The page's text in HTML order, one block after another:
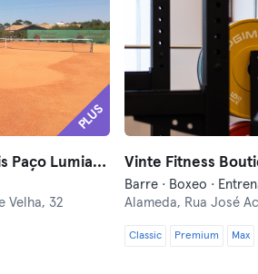
PLUS
LX TEAM - Escola Ténis Paço Lumiar - PAX 1
Velha, 32
Vinte Fitness
Alameda, Rua José
Classic Premium Max